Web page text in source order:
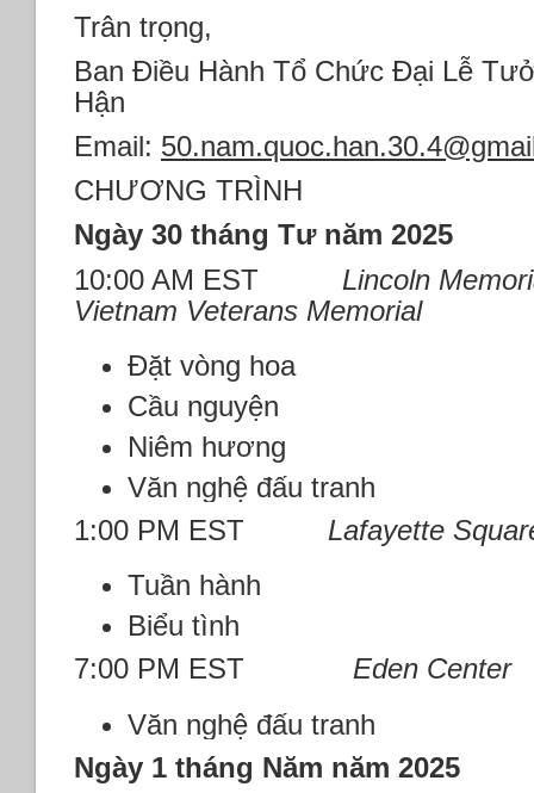
Trân trọng,
Ban Điều Hành Tổ Chức Đại Lễ
Hận
Email:
CHƯƠNG TRÌNH
Ngày 30 tháng Tư năm 2025
10:00 AM EST Lincoln
Vietnam Veterans Memorial
Đặt vòng hoa
Cầu nguyện
Niêm hương
Văn nghệ đấu tranh
1:00 PM EST Lafayette
Tuần hành
Biểu tình
7:00 PM EST Eden Center
Văn nghệ đấu tranh
Ngày 1 tháng Năm năm 2025